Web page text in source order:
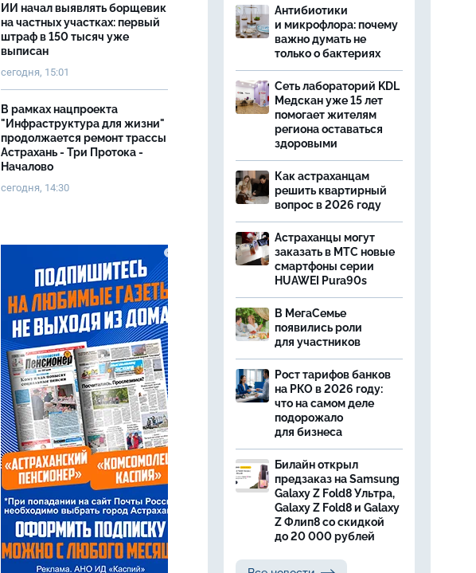
ИИ начал выявлять борщевик
на частных участках: первый
штраф в 150 тысяч уже
выписан
сегодня, 15:01
В рамках нацпроекта
"Инфраструктура для жизни"
продолжается ремонт трассы
Астрахань - Три Протока -
Началово
сегодня, 14:30
Антибиотики
и микрофлора: почему
важно думать не
только о бактериях
Сеть лабораторий KDL
Медскан уже 15 лет
помогает жителям
региона оставаться
здоровыми
Как астраханцам
решить квартирный
вопрос в 2026 году
Астраханцы могут
заказать в МТС новые
смартфоны серии
HUAWEI Pura90s
В МегаСемье
появились роли
для участников
Рост тарифов банков
на РКО в 2026 году:
что на самом деле
подорожало
для бизнеса
Билайн открыл
предзаказ на Samsung
Galaxy Z Fold8 Ультра,
Galaxy Z Fold8 и Galaxy
Z Флип8 со скидкой
до 20 000 рублей